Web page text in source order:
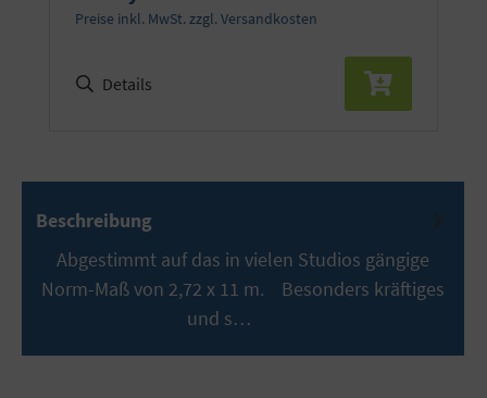
Preise inkl. MwSt. zzgl. Versandkosten
Details
Beschreibung
Abgestimmt auf das in vielen Studios gängige
Norm-Maß von 2,72 x 11 m. Besonders kräftiges
und s…